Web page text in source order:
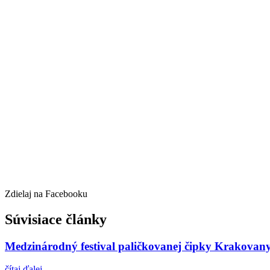
Zdielaj na Facebooku
Súvisiace články
Medzinárodný festival paličkovanej čipky